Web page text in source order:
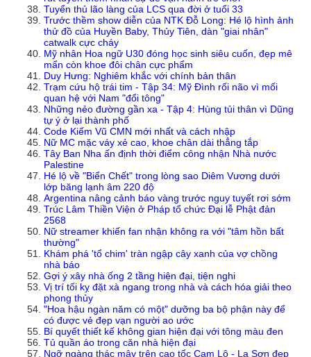
Tuyển thủ lão làng của LCS qua đời ở tuổi 33
Trước thềm show diễn của NTK Đỗ Long: Hé lộ hình ảnh
thử đồ của Huyền Baby, Thủy Tiên, dàn "giai nhân"
catwalk cực cháy
Mỹ nhân Hoa ngữ U30 đóng học sinh siêu cuốn, đẹp mê
mẩn còn khoe đôi chân cực phẩm
Duy Hưng: Nghiêm khắc với chính bản thân
Trạm cứu hộ trái tim - Tập 34: Mỹ Đình rối não vì mối
quan hệ với Nam "đổi tông"
Những nẻo đường gần xa - Tập 4: Hùng tủi thân vì Dũng
tự ý ở lại thành phố
Code Kiếm Vũ CMN mới nhất và cách nhập
Nữ MC mặc váy xẻ cao, khoe chân dài thẳng tắp
Tây Ban Nha ấn định thời điểm công nhận Nhà nước
Palestine
Hé lộ về "Biển Chết" trong lòng sao Diêm Vương dưới
lớp băng lạnh âm 220 độ
Argentina nâng cảnh báo vàng trước nguy tuyết rơi sớm
Trúc Lâm Thiền Viện ở Pháp tổ chức Đại lễ Phật đản
2568
Nữ streamer khiến fan nhận không ra với "tâm hồn bất
thường"
Khám phá 'tổ chim' tràn ngập cây xanh của vợ chồng
nhà báo
Gợi ý xây nhà ống 2 tầng hiện đại, tiện nghi
Vị trí tối kỵ đặt xà ngang trong nhà và cách hóa giải theo
phong thủy
"Hoa hậu ngàn năm có một" dưỡng ba bộ phận này để
có được vẻ đẹp vạn người ao ước
Bí quyết thiết kế không gian hiện đại với tông màu đen
Tủ quần áo trong căn nhà hiện đại
Ngỡ ngàng thác mây trên cao tốc Cam Lộ - La Sơn đẹp